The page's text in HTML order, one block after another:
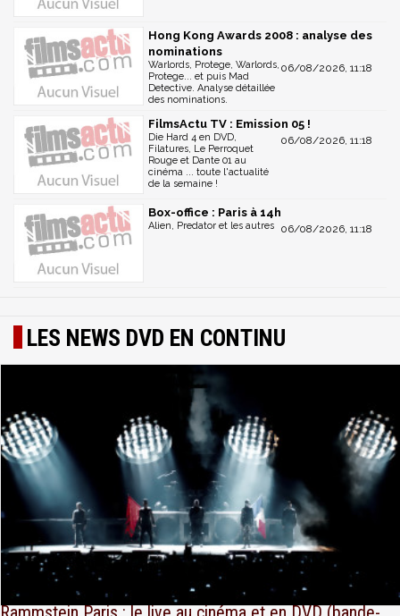
Hong Kong Awards 2008 : analyse des
nominations
06/08/2026, 11:18
Warlords, Protege, Warlords,
Protege... et puis Mad
Detective. Analyse détaillée
des nominations.
FilmsActu TV : Emission 05 !
06/08/2026, 11:18
Die Hard 4 en DVD,
Filatures, Le Perroquet
Rouge et Dante 01 au
cinéma ... toute l'actualité
de la semaine !
Box-office : Paris à 14h
06/08/2026, 11:18
Alien, Predator et les autres
LES NEWS DVD EN CONTINU